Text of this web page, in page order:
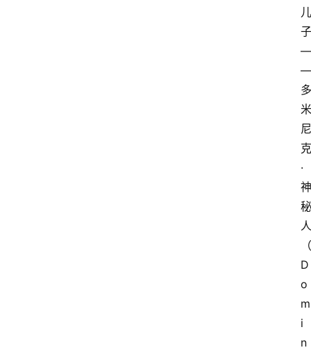
儿
子
—
—
多
米
尼
克
·
神
秘
人
（
D
o
m
i
n